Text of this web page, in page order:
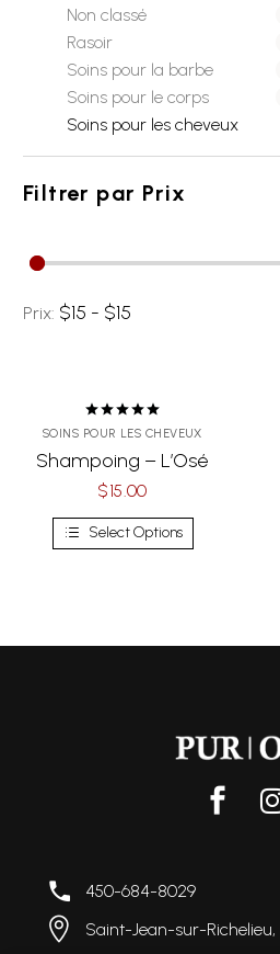
Non classé
Rasoir
Soins pour la barbe
Soins pour le corps
Soins pour les cheveux
Filtrer par Prix
Prix: $15 - $15
sur 5
SOINS POUR LES CHEVEUX
Shampoing – L’Osé
$15.00
Select Options
450-684-8029
Saint-Jean-sur-Richelieu,